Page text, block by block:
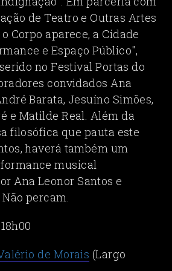
de Teatro e Outras Artes
Corpo aparece, a Cidade
e Espaço Público",
no Festival Portas do
convidados Ana
Barata, Jesuíno Simões,
e Matilde Real. Além da
filosófica que pauta este
haverá também um
musical
Ana Leonor Santos e
percam.
de Morais (Largo